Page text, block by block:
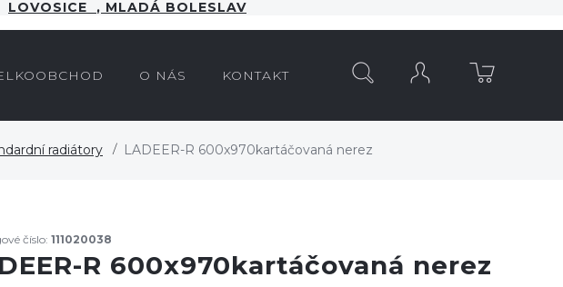
LOVOSICE , MLADÁ BOLESLAV
O NÁS KONTAKT
radiátory LADEER-R 600x970kartáčovaná nerez
číslo: 111020038
R 600x970kartáčovaná nerez